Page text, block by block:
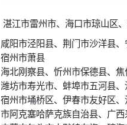
湛江市雷州市、海口市琼山区
咸阳市泾阳县、荆门市沙洋县
宿州市萧县
海北刚察县、忻州市保德县、
潍坊市寿光市、蚌埠市五河县
宿州市埇桥区、伊春市友好区
市阿克塞哈萨克族自治县、广